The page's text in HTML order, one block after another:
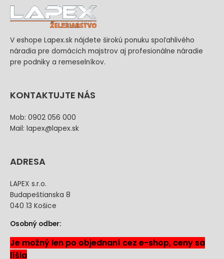
V eshope Lapex.sk nájdete širokú ponuku spoľahlivého
náradia pre domácich majstrov aj profesionálne náradie
pre podniky a remeselníkov.
KONTAKTUJTE NÁS
Mob: 0902 056 000
Mail: lapex@lapex.sk
ADRESA
LAPEX s.r.o.
Budapeštianska 8
040 13 Košice
Osobný odber:
Je možný len po objednaní cez e-shop, ceny sa
líšia